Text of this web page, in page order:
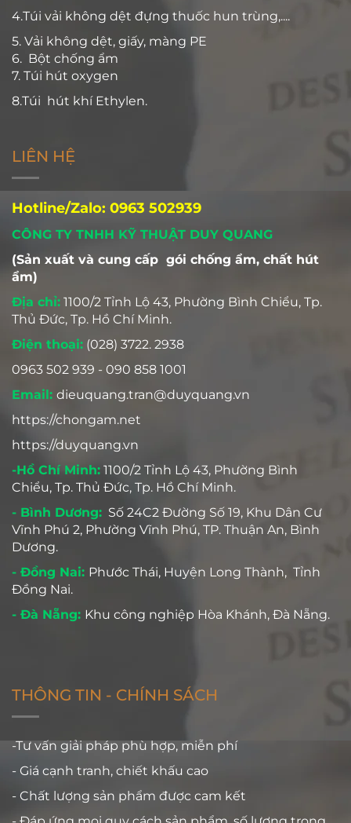
4.Túi vải không dệt đựng thuốc hun trùng,....
5. Vải không dệt, giấy, màng PE
6. Bột chống ẩm
7. Túi hút oxygen
8.Túi hút khí Ethylen.
LIÊN HỆ
Hotline/Zalo: 0963 502939
CÔNG TY TNHH KỸ THUẬT DUY QUANG
(Sản xuất và cung cấp gói chống ẩm, chất hút
ẩm)
Địa chỉ: 1100/2 Tỉnh Lộ 43, Phường Bình Chiểu, Tp.
Thủ Đức, Tp. Hồ Chí Minh.
Điện thoại: (028) 3722. 2938
0963 502 939 - 090 858 1001
Email: dieuquang.tran@duyquang.vn
https://chongam.net
https://duyquang.vn
-Hồ Chí Minh: 1100/2 Tỉnh Lộ 43, Phường Bình
Chiểu, Tp. Thủ Đức, Tp. Hồ Chí Minh.
- Bình Dương: Số 24C2 Đường Số 19, Khu Dân Cư
Vĩnh Phú 2, Phường Vĩnh Phú, TP. Thuận An, Bình
Dương.
- Đồng Nai: Phước Thái, Huyện Long Thành, Tỉnh
Đồng Nai.
- Đà Nẵng: Khu công nghiệp Hòa Khánh, Đà Nẵng.
THÔNG TIN - CHÍNH SÁCH
-Tư vấn giải pháp phù hợp, miễn phí
- Giá cạnh tranh, chiết khấu cao
- Chất lượng sản phẩm được cam kết